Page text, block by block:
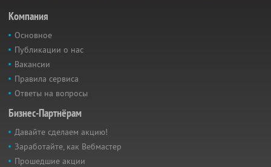
Компания
Основное
Публикации о нас
Вакансии
Правила сервиса
Ответы на вопросы
Бизнес-Партнёрам
Давайте сделаем акцию!
Заработайте, как Вебмастер
Прошедшие акции